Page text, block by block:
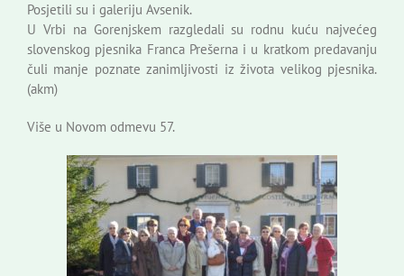
Posjetili su i galeriju Avsenik.
U Vrbi na Gorenjskem razgledali su rodnu kuću najvećeg
slovenskog pjesnika Franca Prešerna i u kratkom predavanju
čuli manje poznate zanimljivosti iz života velikog pjesnika.
(akm)
Više u Novom odmevu 57.